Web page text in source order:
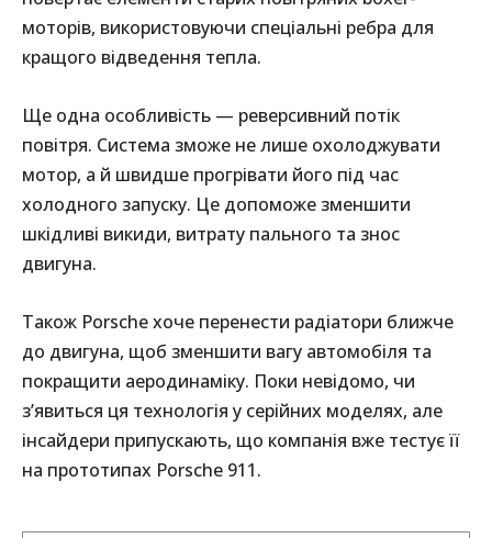
моторів, використовуючи спеціальні ребра для
кращого відведення тепла.
Ще одна особливість — реверсивний потік
повітря. Система зможе не лише охолоджувати
мотор, а й швидше прогрівати його під час
холодного запуску. Це допоможе зменшити
шкідливі викиди, витрату пального та знос
двигуна.
Також Porsche хоче перенести радіатори ближче
до двигуна, щоб зменшити вагу автомобіля та
покращити аеродинаміку. Поки невідомо, чи
з’явиться ця технологія у серійних моделях, але
інсайдери припускають, що компанія вже тестує її
на прототипах Porsche 911.